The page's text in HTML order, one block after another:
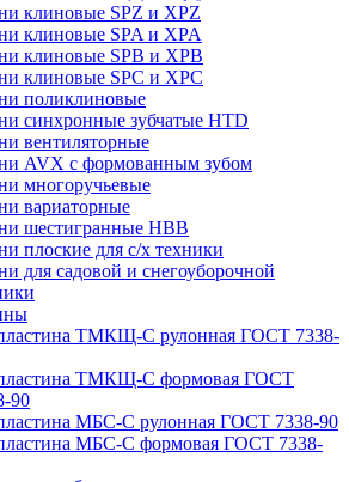
клиновые SPZ и XPZ
клиновые SPA и XPA
клиновые SPB и XPB
клиновые SPC и XPC
поликлиновые
синхронные зубчатые HTD
вентиляторные
AVX с формованным зубом
многоручьевые
вариаторные
шестигранные HBB
плоские для с/х техники
для садовой и снегоуборочной
ТМКЩ-С рулонная ГОСТ 7338-
ТМКЩ-С формовая ГОСТ
90
МБС-С рулонная ГОСТ 7338-90
МБС-С формовая ГОСТ 7338-